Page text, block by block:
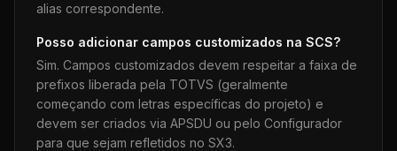
alias correspondente.
Posso adicionar campos customizados na SCS?
Sim. Campos customizados devem respeitar a faixa de
prefixos liberada pela TOTVS (geralmente
começando com letras específicas do projeto) e
devem ser criados via APSDU ou pelo Configurador
para que sejam refletidos no SX3.